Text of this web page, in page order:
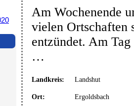
Am Wochenende
vielen Ortschaften
entzündet. Am
…
Landkreis: Landshut
Ort: Ergoldsbach